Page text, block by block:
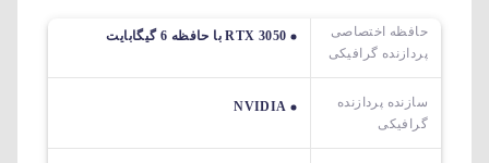
حافظه اختصاصی
پردازنده گرافیکی
RTX 3050 با حافظه 6 گیگابایت
سازنده پردازنده
گرافیکی
NVIDIA